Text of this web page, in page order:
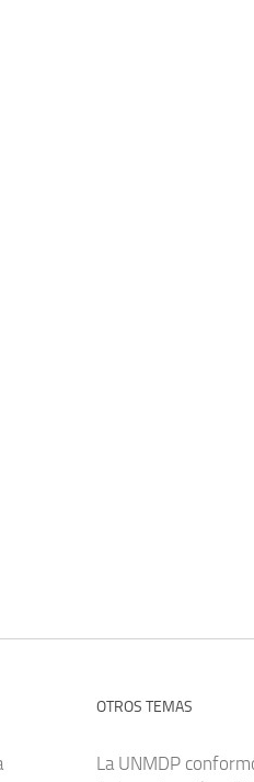
OTROS TEMAS
La UNMDP